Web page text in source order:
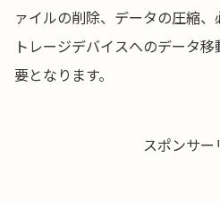
ァイルの削除、データの圧縮
トレージデバイスへのデータ
要となります。
スポンサー